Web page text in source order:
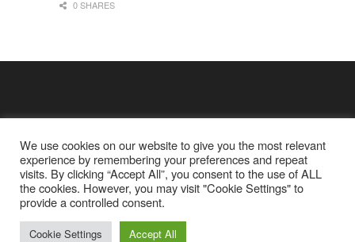
0 SHARES
Cookie Policy
Datenschutz
Google Analytics und Cookie Dateien
© 2025Einfache Rezept
We use cookies on our website to give you the most relevant
experience by remembering your preferences and repeat
visits. By clicking “Accept All”, you consent to the use of ALL
the cookies. However, you may visit "Cookie Settings" to
provide a controlled consent.
Cookie Settings Accept All